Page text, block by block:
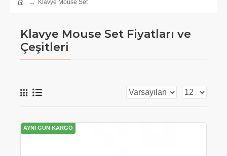
Klavye Mouse Set
Klavye Mouse Set Fiyatları ve
Çeşitleri
AYNI GÜN KARGO